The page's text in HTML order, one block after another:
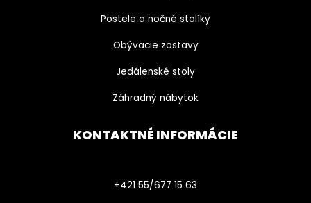
Postele a nočné stolíky
Obývacie zostavy
Jedálenské stoly
Záhradný nábytok
KONTAKTNÉ INFORMÁCIE
+421 55/677 15 63